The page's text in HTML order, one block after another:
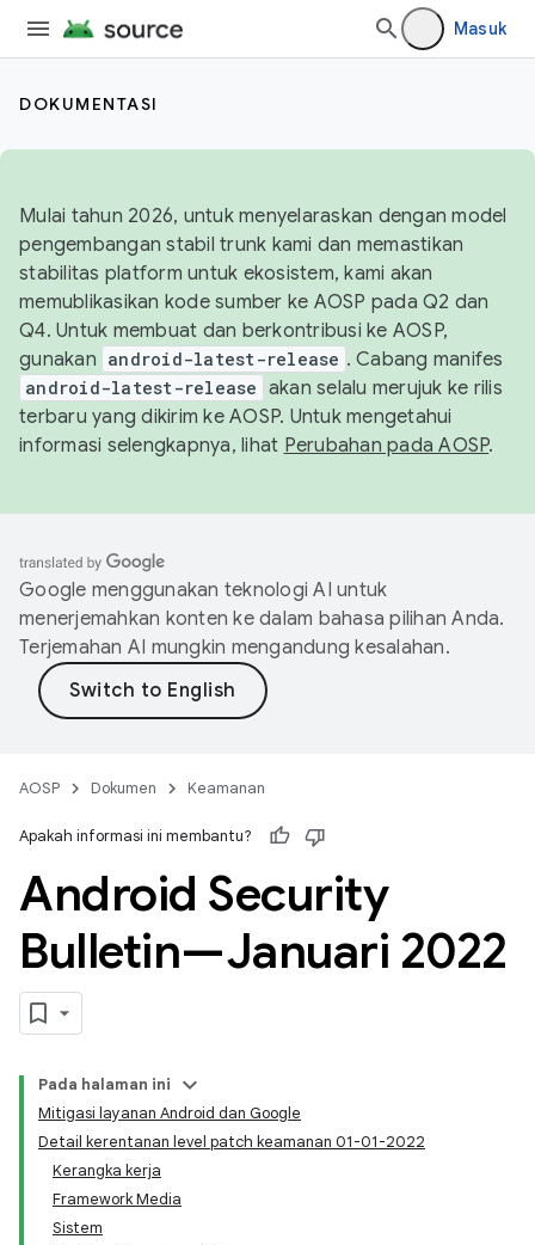
Masuk
DOKUMENTASI
Mulai tahun 2026, untuk menyelaraskan dengan model
pengembangan stabil trunk kami dan memastikan
stabilitas platform untuk ekosistem, kami akan
memublikasikan kode sumber ke AOSP pada Q2 dan
Q4. Untuk membuat dan berkontribusi ke AOSP,
gunakan android-latest-release . Cabang manifes
android-latest-release akan selalu merujuk ke rilis
terbaru yang dikirim ke AOSP. Untuk mengetahui
informasi selengkapnya, lihat Perubahan pada AOSP.
Google menggunakan teknologi AI untuk
menerjemahkan konten ke dalam bahasa pilihan Anda.
Terjemahan AI mungkin mengandung kesalahan.
AOSP Dokumen Keamanan
Apakah informasi ini membantu?
Android Security
Bulletin—Januari 2022
Pada halaman ini
Mitigasi layanan Android dan Google
Detail kerentanan level patch keamanan 01-01-2022
Kerangka kerja
Framework Media
Sistem